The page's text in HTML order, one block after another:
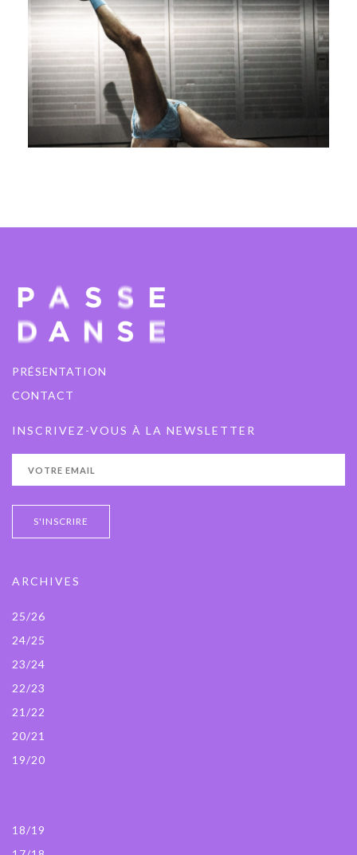
PAVILLON ADC
PRÉSENTATION
CONTACT
INSCRIVEZ-VOUS À LA NEWSLETTER
ARCHIVES
25/26
24/25
23/24
22/23
21/22
20/21
19/20
18/19